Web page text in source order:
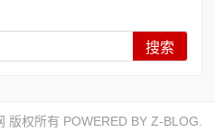
版权所有 POWERED BY Z-BLOG